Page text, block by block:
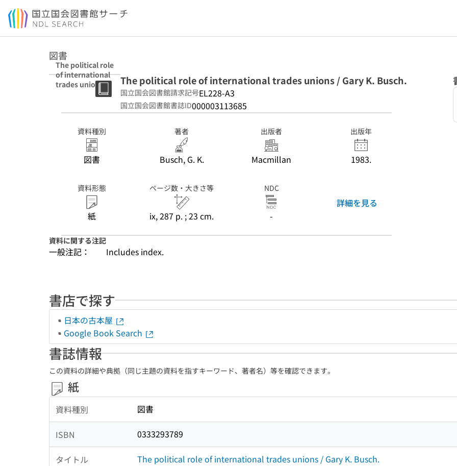
本文へ移動
図書
The political role
of international
trades unions /
Gary K. Busch.
The political role of international trades unions / Gary K. Busch.
国立国会図書館請求記号EL228-A3
国立国会図書館書誌ID000003113685
資料種別
図書
著者
Busch, G. K.
出版者
Macmillan
出版年
1983.
資料形態
紙
ページ数・大きさ等
ix, 287 p. ; 23 cm.
NDC
-
詳細を見る
資料に関する注記
一般注記： Includes index.
書店で探す
日本の古本屋
Google Book Search
書誌情報
この資料の詳細や典拠（同じ主題の資料を指すキーワード、著者名）等を確認できます。
紙
資料種別 図書
ISBN 0333293789
タイトル The political role of international trades unions / Gary K. Busch.